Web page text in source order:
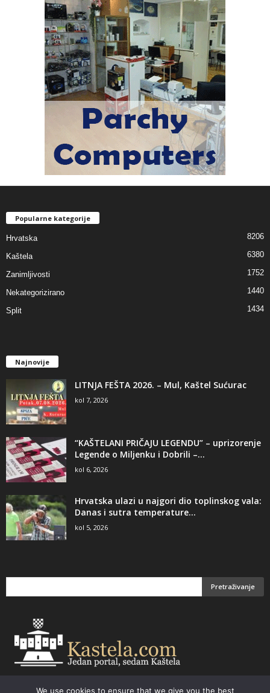
Popularne kategorije
Hrvatska 8206
Kaštela 6380
Zanimljivosti 1752
Nekategorizirano 1440
Split 1434
Najnovije
LITNJA FEŠTA 2026. – Mul, Kaštel Sućurac
kol 7, 2026
“KAŠTELANI PRIČAJU LEGENDU” – uprizorenje
Legende o Miljenku i Dobrili –...
kol 6, 2026
Hrvatska ulazi u najgori dio toplinskog vala:
Danas i sutra temperature...
kol 5, 2026
We use cookies to ensure that we give you the best